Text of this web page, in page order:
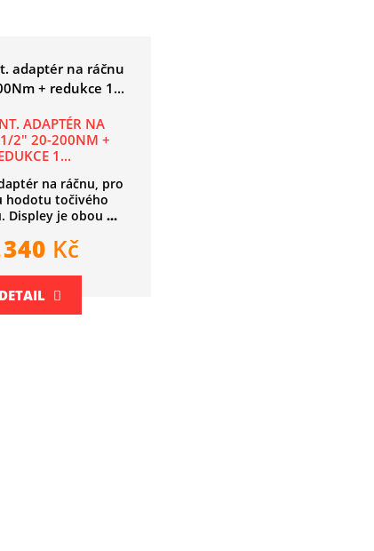
ADAPTÉR NA
2" 20-200NM +
1...
na ráčnu, pro
hodotu točivého
Displey je obou...
Kč
DETAIL